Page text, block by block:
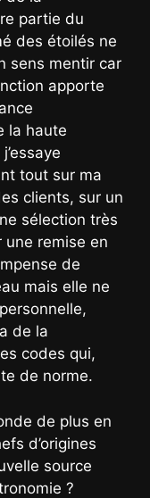
partie du
des étoilés ne
sens mentir car
apporte
la haute
tout sur ma
clients, sur un
sélection très
remise en
de
mais elle ne
de la
codes qui,
de norme.
de plus en
d’origines
source
?